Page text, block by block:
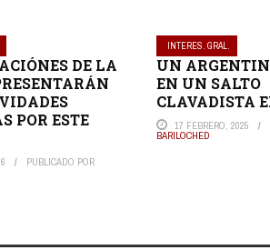
DE LA
POR ESTE
PUBLICADO POR
INTERES. GRAL.
UN
EN UN SALTO
CLAVADISTA
17 FEBRERO, 2025
BARILOCHED